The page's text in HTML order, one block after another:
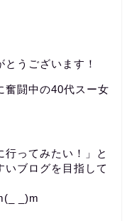
うございます！
奮闘中の40代スー女
ってみたい！」と
いブログを目指して
_)m